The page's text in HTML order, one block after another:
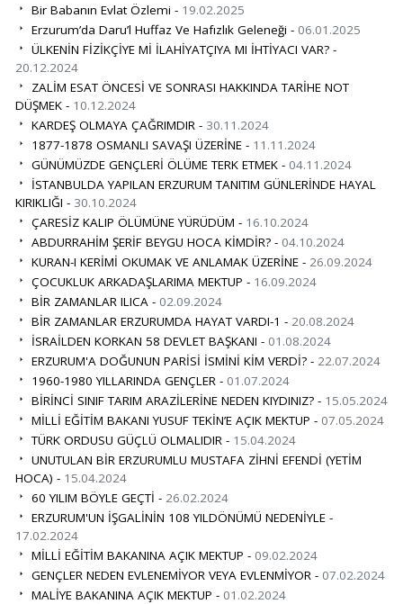
Bir Babanın Evlat Özlemi - 19.02.2025
Erzurum’da Daru’l Huffaz Ve Hafızlık Geleneği - 06.01.2025
ÜLKENİN FİZİKÇİYE Mİ İLAHİYATÇIYA MI İHTİYACI VAR? -
20.12.2024
ZALİM ESAT ÖNCESİ VE SONRASI HAKKINDA TARİHE NOT
DÜŞMEK - 10.12.2024
KARDEŞ OLMAYA ÇAĞRIMDIR - 30.11.2024
1877-1878 OSMANLI SAVAŞI ÜZERİNE - 11.11.2024
GÜNÜMÜZDE GENÇLERİ ÖLÜME TERK ETMEK - 04.11.2024
İSTANBULDA YAPILAN ERZURUM TANITIM GÜNLERİNDE HAYAL
KIRIKLIĞI - 30.10.2024
ÇARESİZ KALIP ÖLÜMÜNE YÜRÜDÜM - 16.10.2024
ABDURRAHİM ŞERİF BEYGU HOCA KİMDİR? - 04.10.2024
KURAN-I KERİMİ OKUMAK VE ANLAMAK ÜZERİNE - 26.09.2024
ÇOCUKLUK ARKADAŞLARIMA MEKTUP - 16.09.2024
BİR ZAMANLAR ILICA - 02.09.2024
BİR ZAMANLAR ERZURUMDA HAYAT VARDI-1 - 20.08.2024
İSRAİLDEN KORKAN 58 DEVLET BAŞKANI - 01.08.2024
ERZURUM'A DOĞUNUN PARİSİ İSMİNİ KİM VERDİ? - 22.07.2024
1960-1980 YILLARINDA GENÇLER - 01.07.2024
BİRİNCİ SINIF TARIM ARAZİLERİNE NEDEN KIYDINIZ? - 15.05.2024
MİLLİ EĞİTİM BAKANI YUSUF TEKİN’E AÇIK MEKTUP - 07.05.2024
TÜRK ORDUSU GÜÇLÜ OLMALIDIR - 15.04.2024
UNUTULAN BİR ERZURUMLU MUSTAFA ZİHNİ EFENDİ (YETİM
HOCA) - 15.04.2024
60 YILIM BÖYLE GEÇTİ - 26.02.2024
ERZURUM'UN İŞGALİNİN 108 YILDÖNÜMÜ NEDENİYLE -
17.02.2024
MİLLİ EĞİTİM BAKANINA AÇIK MEKTUP - 09.02.2024
GENÇLER NEDEN EVLENEMİYOR VEYA EVLENMİYOR - 07.02.2024
MALİYE BAKANINA AÇIK MEKTUP - 01.02.2024